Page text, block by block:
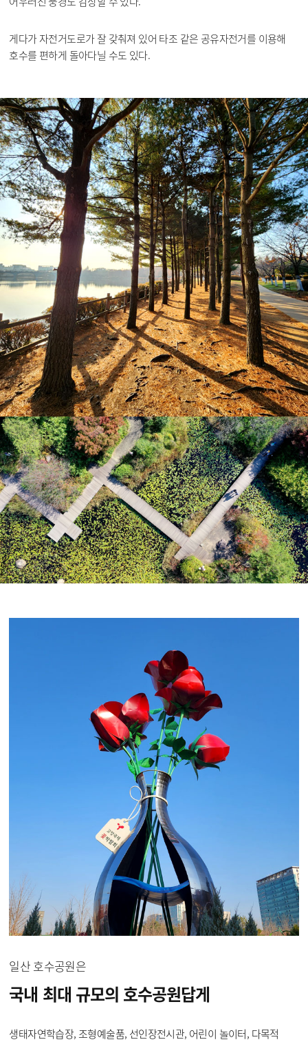
게다가 자전거도로가 잘 갖춰져 있어 타조 같은 공유자전거를 이용해
호수를 편하게 돌아다닐 수도 있다.
일산 호수공원은
국내 최대 규모의 호수공원답게
생태자연학습장, 조형예술품, 선인장전시관, 어린이 놀이터, 다목적